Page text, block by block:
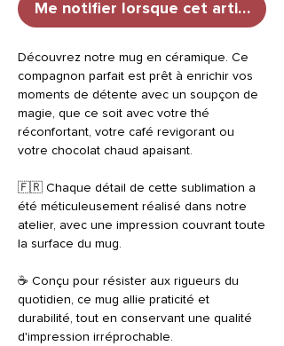
Me notifier lorsque cet article
Découvrez notre mug en céramique. Ce
compagnon parfait est prêt à enrichir vos
moments de détente avec un soupçon de
magie, que ce soit avec votre thé
réconfortant, votre café revigorant ou
votre chocolat chaud apaisant.
🇫🇷 Chaque détail de cette sublimation a
été méticuleusement réalisé dans notre
atelier, avec une impression couvrant toute
la surface du mug.
☕️ Conçu pour résister aux rigueurs du
quotidien, ce mug allie praticité et
durabilité, tout en conservant une qualité
d'impression irréprochable.